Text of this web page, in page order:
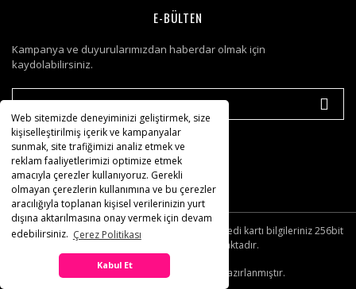
Web sitemizde deneyiminizi geliştirmek, size
kişiselleştirilmiş içerik ve kampanyalar
sunmak, site trafiğimizi analiz etmek ve
reklam faaliyetlerimizi optimize etmek
amacıyla çerezler kullanıyoruz. Gerekli
olmayan çerezlerin kullanımına ve bu çerezler
aracılığıyla toplanan kişisel verilerinizin yurt
dışına aktarılmasına onay vermek için devam
edebilirsiniz. Çerez Politikası
Kabul Et
E-BÜLTEN
Kampanya ve duyurularımızdan haberdar olmak için
kaydolabilirsiniz.
© Tüm hakları saklıdır. Kredi kartı bilgileriniz 256bit
SSL sertifikası ile korunmaktadır.
IdeaSoft ®|E-ticaret Paketleri ile hazırlanmıştır.